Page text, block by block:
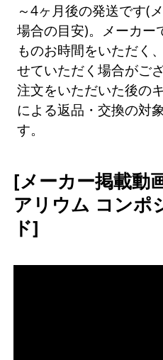
～4ヶ月後の発送です(
場合の目安)。メーカー
ものお時間をいただく
せていただく場合がご
注文をいただいた後の
による返品・交換の対
す。
[メーカー掲載動
アリウム コンポ
ド]